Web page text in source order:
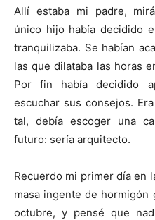
Allí estaba mi padre,
único hijo había decidido
tranquilizaba. Se habían
las que dilataba las horas
Por fin había decidido
escuchar sus consejos.
tal, debía escoger una
futuro: sería arquitecto.
Recuerdo mi primer día en
masa ingente de hormigón
octubre, y pensé que